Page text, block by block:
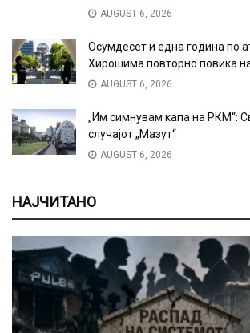
AUGUST 6, 2026
Осумдесет и една година по
Хирошима повторно повика
AUGUST 6, 2026
„Им симнувам капа на РКМ“:
случајот „Мазут“
AUGUST 6, 2026
НАЈЧИТАНО